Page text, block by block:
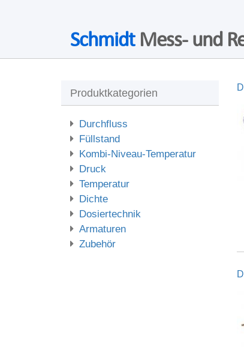
SchmidtMess- und
Produktkategorien
Durchfluss
Füllstand
Kombi-Niveau-Temperatur
Druck
Temperatur
Dichte
Dosiertechnik
Armaturen
Zubehör